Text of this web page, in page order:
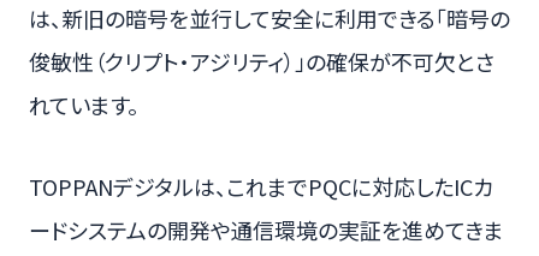
は、新旧の暗号を並行して安全に利用できる「暗号の
俊敏性（クリプト・アジリティ）」の確保が不可欠とさ
れています。
TOPPANデジタルは、これまでPQCに対応したICカ
ードシステムの開発や通信環境の実証を進めてきま